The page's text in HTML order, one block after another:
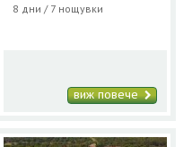
8 дни / 7 нощувки
виж повече